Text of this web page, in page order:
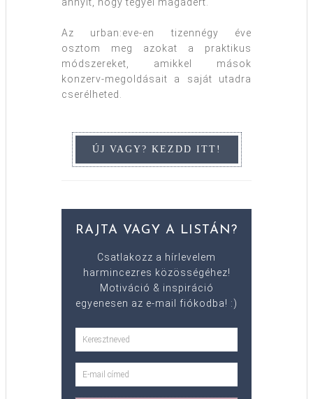
Az urban:eve-en tizennégy éve
osztom meg azokat a praktikus
módszereket, amikkel mások
konzerv-megoldásait a saját utadra
cserélheted.
RAJTA VAGY A LISTÁN?
Csatlakozz a hírlevelem
harmincezres közösségéhez!
Motiváció & inspiráció
egyenesen az e-mail fiókodba! :)